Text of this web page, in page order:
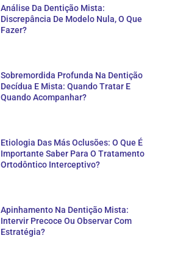
Análise Da Dentição Mista:
Discrepância De Modelo Nula, O Que
Fazer?
Sobremordida Profunda Na Dentição
Decídua E Mista: Quando Tratar E
Quando Acompanhar?
Etiologia Das Más Oclusões: O Que É
Importante Saber Para O Tratamento
Ortodôntico Interceptivo?
Apinhamento Na Dentição Mista:
Intervir Precoce Ou Observar Com
Estratégia?